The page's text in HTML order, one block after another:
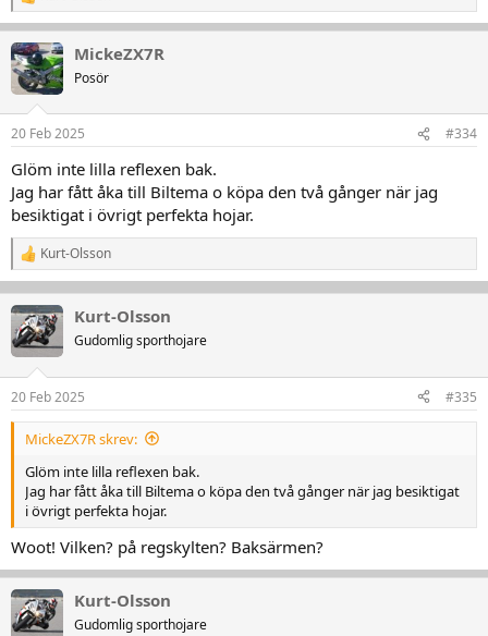
e
a
k
t
i
e
:
MickeZX7R
Posör
20 Feb 2025 #334
Glöm inte lilla reflexen bak.
Jag har fått åka till Biltema o köpa den två gånger när jag
besiktigat i övrigt perfekta hojar.
R
e
a
k
t
i
n
e
r
Kurt-Olsson
Kurt-Olsson
Gudomlig sporthojare
20 Feb 2025 #335
MickeZX7R skrev:
Glöm inte lilla reflexen bak.
Jag har fått åka till Biltema o köpa den två gånger när jag besiktigat
i övrigt perfekta hojar.
Woot! Vilken? på regskylten? Baksärmen?
Kurt-Olsson
Gudomlig sporthojare